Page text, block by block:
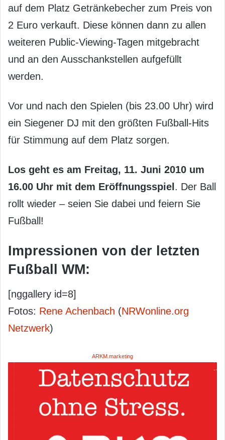
auf dem Platz Getränkebecher zum Preis von
2 Euro verkauft. Diese können dann zu allen
weiteren Public-Viewing-Tagen mitgebracht
und an den Ausschankstellen aufgefüllt
werden.
Vor und nach den Spielen (bis 23.00 Uhr) wird
ein Siegener DJ mit den größten Fußball-Hits
für Stimmung auf dem Platz sorgen.
Los geht es am Freitag, 11. Juni 2010 um
16.00 Uhr mit dem Eröffnungsspiel . Der Ball
rollt wieder – seien Sie dabei und feiern Sie
Fußball!
Impressionen von der letzten
Fußball WM:
[nggallery id=8]
Fotos: Rene Achenbach (NRWonline.org
Netzwerk)
ARKM.marketing